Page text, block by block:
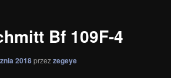
Bf 109F-4
2018przezzegeye